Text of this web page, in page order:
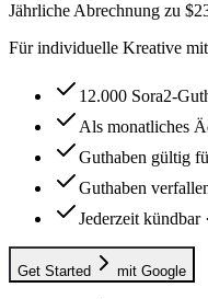
Jährliche Abrechnung zu
Für individuelle Kreative
12.000 Sora2-
Als monatliches
Guthaben gültig
Guthaben
Jederzeit kündbar
Get Started mit Google